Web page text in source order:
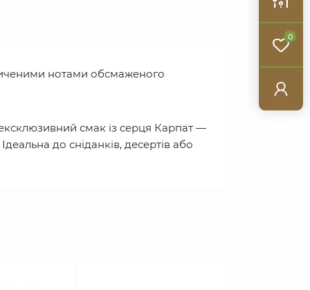
0
нотами обсмаженого
смак із серця Карпат —
до сніданків, десертів або